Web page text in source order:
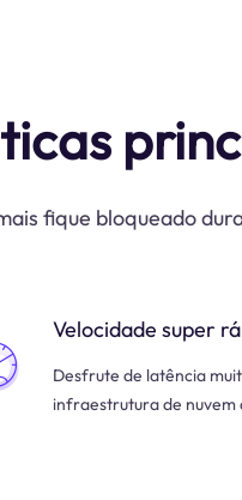
fique bloqueado
Velocidade super
Desfrute de latência
infraestrutura de nuvem